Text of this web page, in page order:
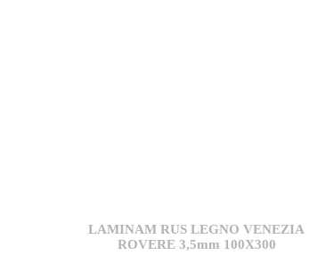
LAMINAM RUS LEGNO VENEZIA
ROVERE 3,5mm 100X300